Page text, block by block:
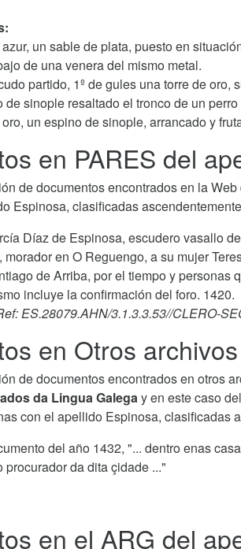
un sable de plata, puesto en
de una venera del mismo metal.
partido, 1º de gules una torre de oro,
de sinople resaltado el tronco de un
un espino de sinople, arrancado y
en PARES del
de documentos encontrados en la
Espinosa, clasificadas
Díaz de Espinosa, escudero vasallo
morador en O Reguengo, a su mujer
de Arriba, por el tiempo y personas
incluye la confirmación del foro. 1420.
ES.28079.AHN/3.1.3.3.53//CLERO-
en Otros
de documentos encontrados en otros
da Lingua Galegay en este caso
con el apellido Espinosa, clasificadas
del año 1432, "... dentro enas
procurador da dita çidade ..."
en el ARG del